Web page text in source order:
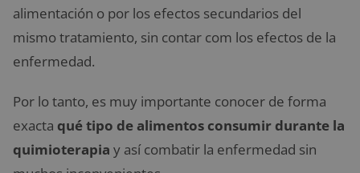
alimentación o por los efectos secundarios del
mismo tratamiento, sin contar com los efectos de la
enfermedad.
Por lo tanto, es muy importante conocer de forma
exacta qué tipo de alimentos consumir durante la
quimioterapia y así combatir la enfermedad sin